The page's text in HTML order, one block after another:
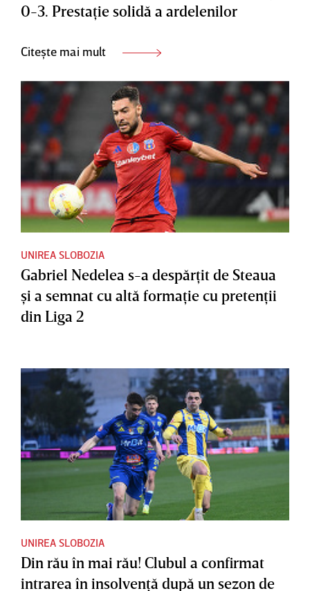
0-3. Prestaţie solidă a ardelenilor
Citește mai mult
UNIREA SLOBOZIA
Gabriel Nedelea s-a despărţit de Steaua
şi a semnat cu altă formaţie cu pretenţii
din Liga 2
UNIREA SLOBOZIA
Din rău în mai rău! Clubul a confirmat
intrarea în insolvenţă după un sezon de